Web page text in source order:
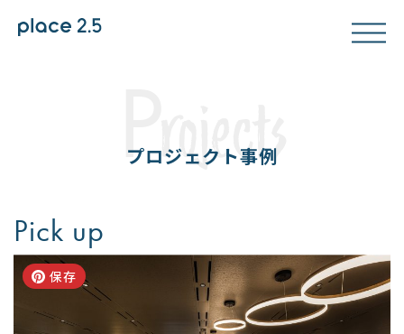
Projects
プロジェクト事例
Pick up
保存